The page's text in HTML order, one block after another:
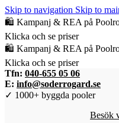
Skip to navigation Skip to
🛍️ Kampanj & REA på
Klicka och se priser
🛍️ Kampanj & REA på
Klicka och se priser
Tfn: 040-655 05 06
E: info@soderrogard.se
✓ 1000+ byggda pooler
Besök